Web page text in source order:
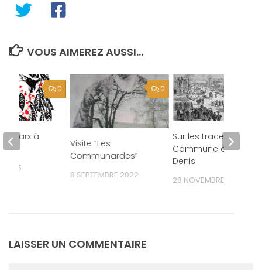
VOUS AIMEREZ AUSSI...
0
Visite “Les
Communardes”
8 SEPTEMBRE 2022
Sur les traces de la
Commune à Saint-
Denis
28 NOVEMBRE 2022
0
Marx à
2025
LAISSER UN COMMENTAIRE